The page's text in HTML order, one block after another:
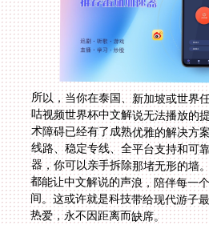
所以，当你在泰国、新加坡或世界
咕视频世界杯中文解说无法播放的
术障碍已经有了成熟优雅的解决方
线路、稳定专线、全平台支持和可
器，你可以亲手拆除那堵无形的墙
都能让中文解说的声浪，陪伴每
间。这或许就是科技带给现代游
热爱，永不因距离而缺席。